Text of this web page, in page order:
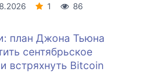
1
86
план Джона Тьюна
сентябрьское
встряхнуть Bitcoin